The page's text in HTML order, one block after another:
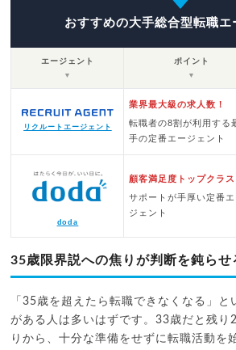
おすすめの大手総合型転職エ
エージェント
▼
ポイント
▼
リクルートエージェント
業界最大級の求人数！
転職者の8割が利用する
手の定番エージェント
doda
顧客満足度トップクラス
サポートが手厚い定番エ
ジェント
35歳限界説への焦りが判断を鈍らせ
「35歳を超えたら転職できなくなる」と
がある人は多いはずです。33歳だと残り
りから、十分な準備をせずに転職活動を